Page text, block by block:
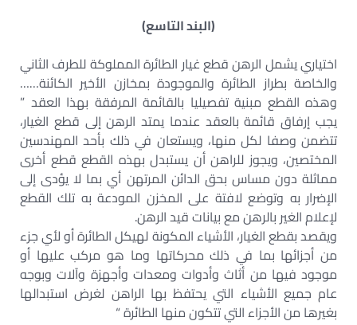
(البند التاسع)
اختياري يشمل الرهن قطع غيار الطائرة المملوكة للطرف الثاني
والخاصة بطراز الطائرة والموجودة بمخازن الأخير الكائنة……
وهذه القطع مبنية تفصيليا بالقائمة المرفقة بهذا العقد ”
يجب إرفاق قائمة بالعقد عندما يمتد الرهن إلى قطع الغيار،
تتضمن وصفا لكل منها، ويستعان في ذلك بأحد المهندسين
المختصين، ويجوز للراهن أن يستبدل بهذه القطع قطع أخرى
مماثلة دون مساس بحق الدائن المرتهن أي بما لا يؤدى إلى
الإضرار به وتوضع لافتة على المخزن المودعة به تلك القطع
لإعلام الغير بالرهن مع بيانات قيد الرهن.
ويقصد بقطع الغيار، الأشياء المكونة لهيكل الطائرة أو لأي جزء
من أجزائها بما في ذلك محركاتها وما هو مركب عليها أو
موجود فيها من أثاث وأدوات ومعدات وأجهزة وآلات وبوجه
عام جميع الأشياء التي يحتفظ بها الراهن لغرض استبدالها
بغيرها من الأجزاء التي تتكون منها الطائرة “